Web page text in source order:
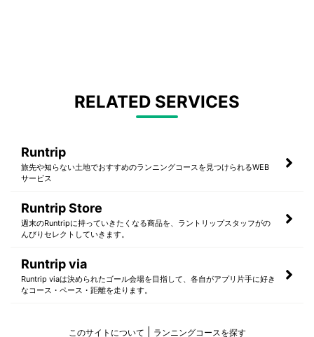
RELATED SERVICES
Runtrip
旅先や知らない土地でおすすめのランニングコースを見つけられるWEB
サービス
Runtrip Store
週末のRuntripに持っていきたくなる商品を、ラントリップスタッフがの
んびりセレクトしていきます。
Runtrip via
Runtrip viaは決められたゴール会場を目指して、各自がアプリ片手に好き
なコース・ペース・距離を走ります。
このサイトについて ランニングコースを探す